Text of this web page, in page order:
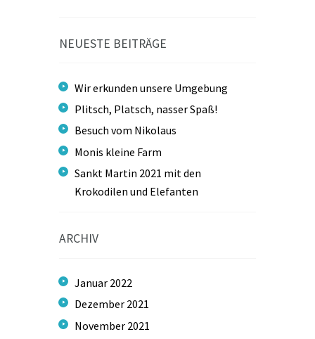
NEUESTE BEITRÄGE
Wir erkunden unsere Umgebung
Plitsch, Platsch, nasser Spaß!
Besuch vom Nikolaus
Monis kleine Farm
Sankt Martin 2021 mit den
Krokodilen und Elefanten
ARCHIV
Januar 2022
Dezember 2021
November 2021